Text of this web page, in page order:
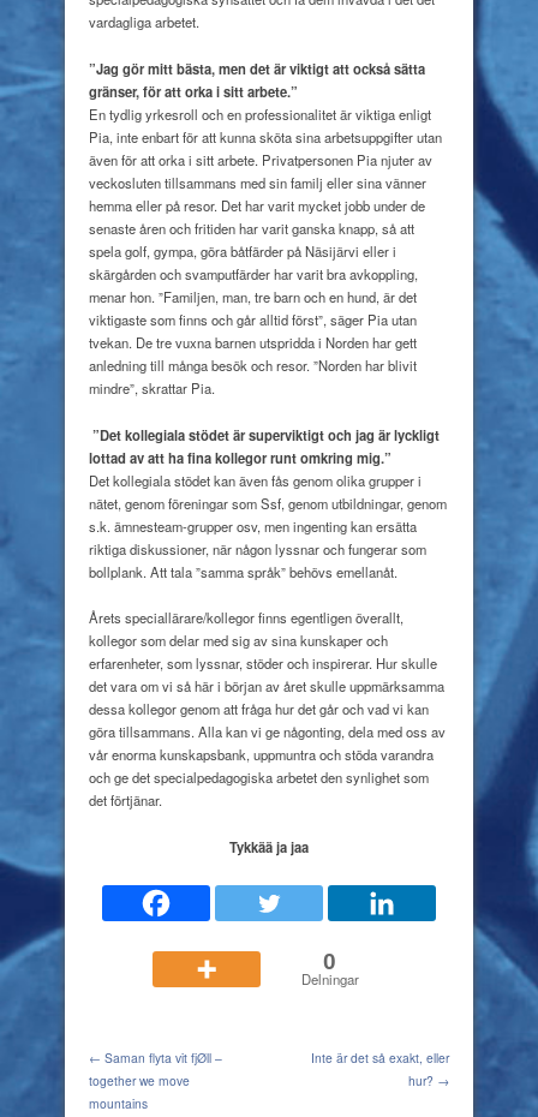
vardagliga arbetet.
”Jag gör mitt bästa, men det är viktigt att också sätta
gränser, för att orka i sitt arbete.”
En tydlig yrkesroll och en professionalitet är viktiga enligt
Pia, inte enbart för att kunna sköta sina arbetsuppgifter utan
även för att orka i sitt arbete. Privatpersonen Pia njuter av
veckosluten tillsammans med sin familj eller sina vänner
hemma eller på resor. Det har varit mycket jobb under de
senaste åren och fritiden har varit ganska knapp, så att
spela golf, gympa, göra båtfärder på Näsijärvi eller i
skärgården och svamputfärder har varit bra avkoppling,
menar hon. ”Familjen, man, tre barn och en hund, är det
viktigaste som finns och går alltid först”, säger Pia utan
tvekan. De tre vuxna barnen utspridda i Norden har gett
anledning till många besök och resor. ”Norden har blivit
mindre”, skrattar Pia.
”Det kollegiala stödet ärsuperviktigt och jag är lyckligt
lottad av att ha fina kollegorrunt omkring mig.”
Det kollegiala stödet kan även fås genom olika grupper i
nätet, genom föreningar som Ssf, genom utbildningar, genom
s.k. ämnesteam-grupper osv, men ingenting kan ersätta
riktiga diskussioner, när någon lyssnar och fungerar som
bollplank. Att tala ”samma språk” behövs emellanåt.
Årets speciallärare/kollegor finns egentligen överallt,
kollegor som delar med sig av sina kunskaper och
erfarenheter, som lyssnar, stöder och inspirerar. Hur skulle
det vara om vi så här i början av året skulle uppmärksamma
dessa kollegor genom att fråga hur det går och vad vi kan
göra tillsammans. Alla kan vi ge någonting, dela med oss av
vår enorma kunskapsbank, uppmuntra och stöda varandra
och ge det specialpedagogiska arbetet den synlighet som
det förtjänar.
Tykkää ja jaa
0
Delningar
← Saman flyta vit fjØll –
together we move
mountains
Inte är det så exakt, eller
hur? →